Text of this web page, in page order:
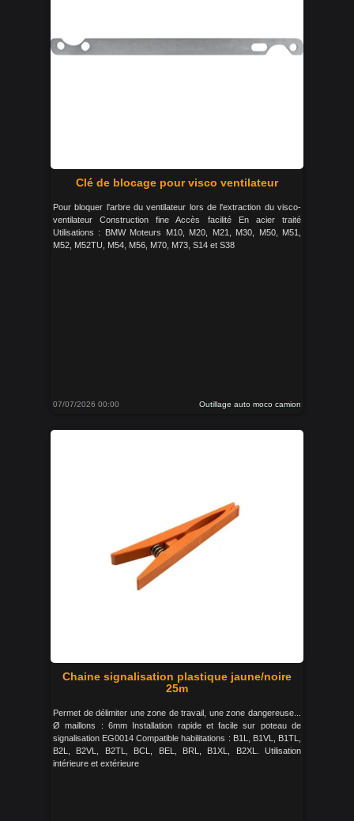
Clé de blocage pour visco ventilateur
Pour bloquer l'arbre du ventilateur lors de l'extraction du visco-
ventilateur Construction fine Accès facilité En acier traité
Utilisations : BMW Moteurs M10, M20, M21, M30, M50, M51,
M52, M52TU, M54, M56, M70, M73, S14 et S38
07/07/2026 00:00 Outillage auto moco camion
Chaine signalisation plastique jaune/noire
25m
Permet de délimiter une zone de travail, une zone dangereuse...
Ø maillons : 6mm Installation rapide et facile sur poteau de
signalisation EG0014 Compatible habilitations : B1L, B1VL, B1TL,
B2L, B2VL, B2TL, BCL, BEL, BRL, B1XL, B2XL. Utilisation
intérieure et extérieure